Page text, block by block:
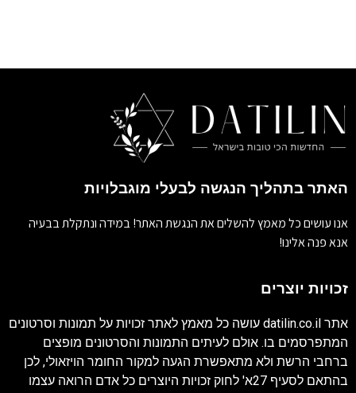
האתר בתהליך הנגשה לבעלי מוגבלויות
אנו עושים כל מאמץ להשלים את הנגשת האתר! במידה ונתקלת בבעיה
אנא פנה אלינו!
זכויות יוצרים
אתר datilin.co.il עושה כל מאמץ לאתר זכויות על תמונות וסרטונים
המתפרסמים בו. אולם לעיתים התמונות והסרטונים מופצים
ברחבי הרשת ולא מתאפשרת הגעה למקור החומר הויזאולי, לכן
בהתאם לסעיף 27א' לחוק זכויות היוצרים כל אדם הרואה עצמו